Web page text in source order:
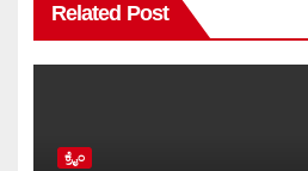
Related Post
ಕ್ರೈಂ